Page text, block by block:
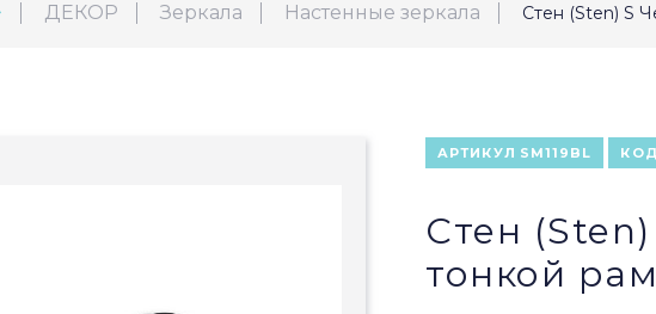
ДЕКОР Зеркала Настенные зеркала Стен (Sten) S
АРТИКУЛ SM119BL
Стен
тонкой